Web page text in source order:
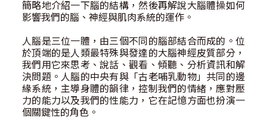
簡略地介紹一下腦的結構，然後再解說大腦體操如何
影響我們的腦、神經與肌肉系統的運作。
人腦是三位一體，由三個不同的腦部結合而成的。位
於頂端的是人類最特殊與發達的大腦神經皮質部分，
我們用它來思考、說話、觀看、傾聽、分析資訊和解
決問題。人腦的中央有與「古老哺乳動物」共同的邊
緣系統，主導身體的韻律，控制我們的情緒，應對壓
力的能力以及我們的性能力，它在記憶方面也扮演一
個關鍵性的角色。